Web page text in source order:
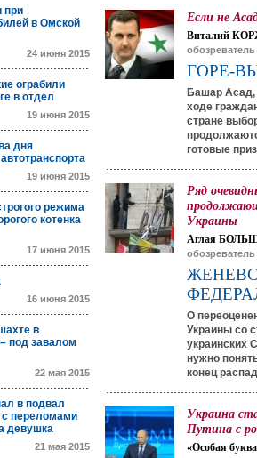
при
в Омской
24 июня 2015
ограбили
в отдел
19 июня 2015
дня
19 июня 2015
режима
котенка
17 июня 2015
16 июня 2015
в
под завалом
22 мая 2015
в подвал
переломами
девушка
21 мая 2015
Если не
Виталий
ГОРЕ-
Башар Асад,
ходе
стране
готовые
Ряд
Украины
Аглая
О
Украины со
украинских
нужно
конец
Украина
Путина с
«Особая